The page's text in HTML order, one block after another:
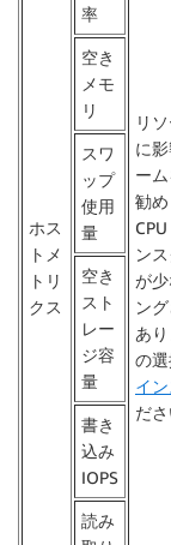
ホス
トメ
トリ
クス
率
リ
に
ー
勧
ン
が
ン
あ
の選
イ
ださ
空き
メモ
リ
スワ
ップ
使用
量
空き
スト
レー
ジ容
量
書き
込み
IOPS
読み